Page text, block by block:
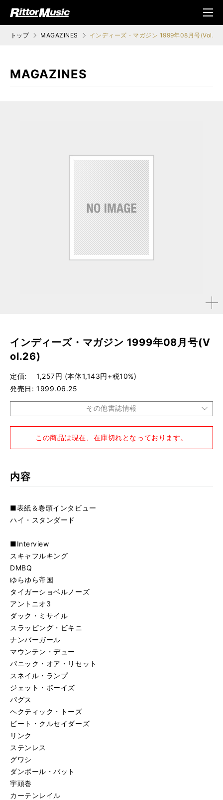
ジック (Rittor Musi
メニ
ュ
トップ MAGAZINES インディーズ・マガジン 1999年08月号(Vol.26)
MAGAZINES
拡大す
インディーズ・マガジン 1999年08月号(V
ol.26)
定価
1,257円 (本体1,143円+税10%)
発売日
1999.06.25
その他書誌情報
雑誌
この商品は現在、在庫切れとなっております。
内容
■表紙＆巻頭インタビュー
ハイ・スタンダード
■Interview
スキャフルキング
DMBQ
ゆらゆら帝国
タイガーショベルノーズ
アントニオ3
ダック・ミサイル
スラッピング・ビキニ
ナンバーガール
マウンテン・デュー
パニック・オア・リセット
スネイル・ランプ
ジェット・ボーイズ
パグス
ヘクティック・トーズ
ビート・クルセイダーズ
リンク
ステンレス
グワシ
ダンボール・バット
宇頭巻
カーテンレイル